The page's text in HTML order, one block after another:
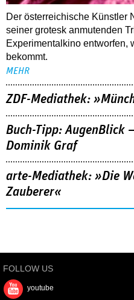
Der österreichische Künstler
seiner grotesk anmutenden
Experimentalkino entworfen,
bekommt.
MEHR
ZDF-Mediathek:
Buch-Tipp: AugenBlick
Dominik Graf
arte-Mediathek: »Die
Zauberer«
FOLLOW US
youtube